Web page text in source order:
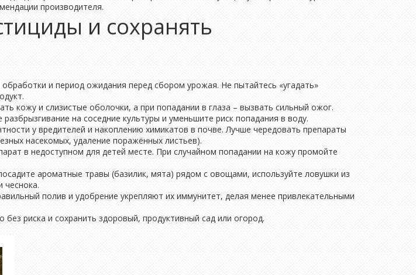
производителя.
и сохранять
и период ожидания перед сбором урожая. Не пытайтесь «угадать»
кожу и слизистые оболочки, а при попадании в глаза – вызвать сильный ожог.
на соседние культуры и уменьшите риск попадания в воду.
у вредителей и накоплению химикатов в почве. Лучше чередовать препараты
насекомых, удаление поражённых листьев).
в недоступном для детей месте. При случайном попадании на кожу промойте
ароматные травы (базилик, мята) рядом с овощами, используйте ловушки из
чеснока.
полив и удобрение укрепляют их иммунитет, делая менее привлекательными
риска и сохранить здоровый, продуктивный сад или огород.